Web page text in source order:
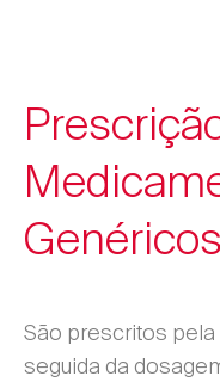
Genéricos
São prescritos pela
seguida da